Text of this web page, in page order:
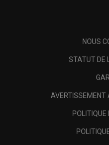
NOUS
STATUT DE
AVERTISSEMENT
POLITIQUE